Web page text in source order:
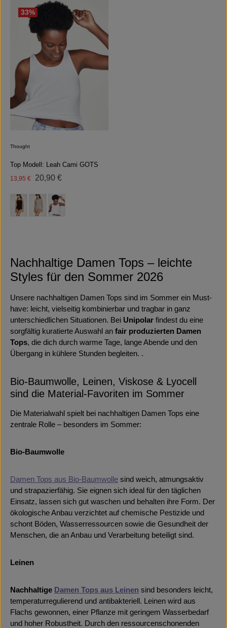
33%
Thought
Top Modell: Leah Cami GOTS
Verkaufspreis:
13,95 € Regulärer Preis:
20,90 €
Farbe auswählen
(Diese Option ist zurzeit nicht verfügbar.)
Nachhaltige Damen Tops – leichte
Styles für den Sommer 2026
Unsere nachhaltigen Damen Tops sind im Sommer ein Must-
have: leicht, vielseitig kombinierbar und tragbar in ganz
unterschiedlichen Situationen. Bei Unipolar findest du eine
sorgfältig kuratierte Auswahl an fair produzierten Damen
Tops, die dich durch warme Tage, lange Abende und den
Übergang in kühlere Stunden begleiten. .
Bio-Baumwolle, Leinen, Viskose & Lyocell
sind die Material-Favoriten im Sommer
Die Materialwahl spielt bei nachhaltigen Damen Tops eine
zentrale Rolle – besonders im Sommer:
Bio-Baumwolle
Damen Tops aus Bio-Baumwolle sind weich, atmungsaktiv
und strapazierfähig. Sie eignen sich ideal für den täglichen
Einsatz, lassen sich gut waschen und behalten ihre Form. Der
ökologische Anbau verzichtet auf chemische Pestizide und
schont Böden, Wasserressourcen sowie die Gesundheit der
Menschen, die an Anbau und Verarbeitung beteiligt sind.
Leinen
Nachhaltige Damen Tops aus Leinen sind besonders leicht,
temperaturregulierend und antibakteriell. Leinen wird aus
Flachs gewonnen, einer Pflanze mit geringem Wasserbedarf
und hoher Robustheit. Durch den ressourcenschonenden